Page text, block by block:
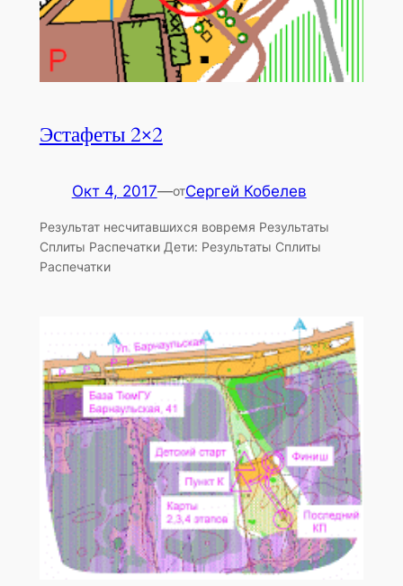
Эстафеты 2×2
Окт 4, 2017—отСергей Кобелев
Результат несчитавшихся вовремя Результаты
Сплиты Распечатки Дети: Результаты Сплиты
Распечатки